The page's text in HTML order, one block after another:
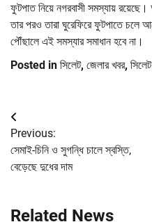
ফুটপাত নিয়ে নগরবাসী সমস্যায়
তার পরও তারা ঘুরেফিরে ফুটপাতে চলে
পৌঁছালে এই সমস্যার সমাধান হবে না।
Posted in সিলেট, জেলার খবর,
Post
navigation
Previous:
সেমাই-চিনি ও সুগন্ধি চালে স্বস্তি,
বেড়েছে দুধের দাম
Related News